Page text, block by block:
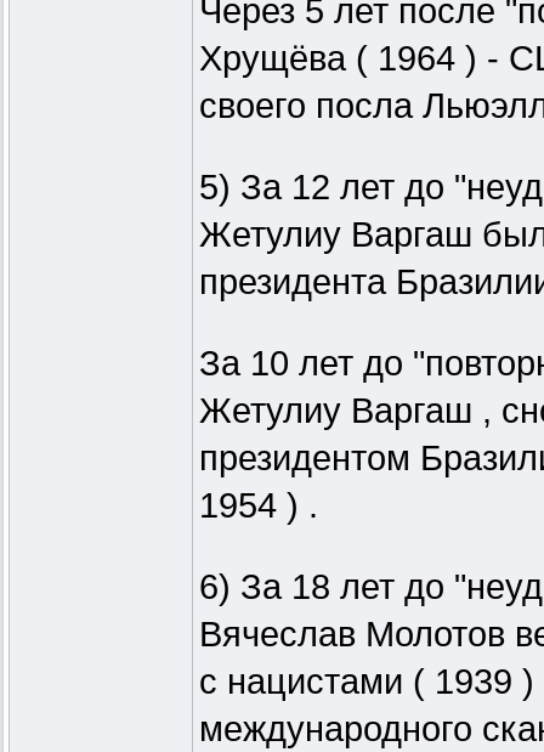
Через 5 лет после
Хрущёва ( 1964 ) -
своего посла
5) За 12 лет до
Жетулиу Варгаш
президента
За 10 лет до
Жетулиу Варгаш ,
президентом
1954 ) .
6) За 18 лет до
Вячеслав Молотов
с нацистами ( 1939
международного